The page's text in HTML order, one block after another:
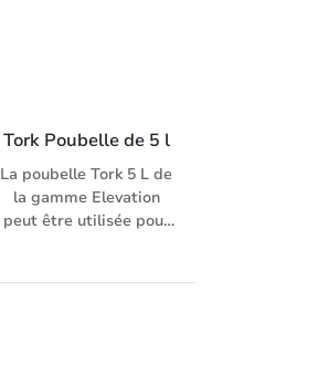
Tork Poubelle de 5 l
La poubelle Tork 5 L de
la gamme Elevation
peut être utilisée pour
sanitaires ou comme